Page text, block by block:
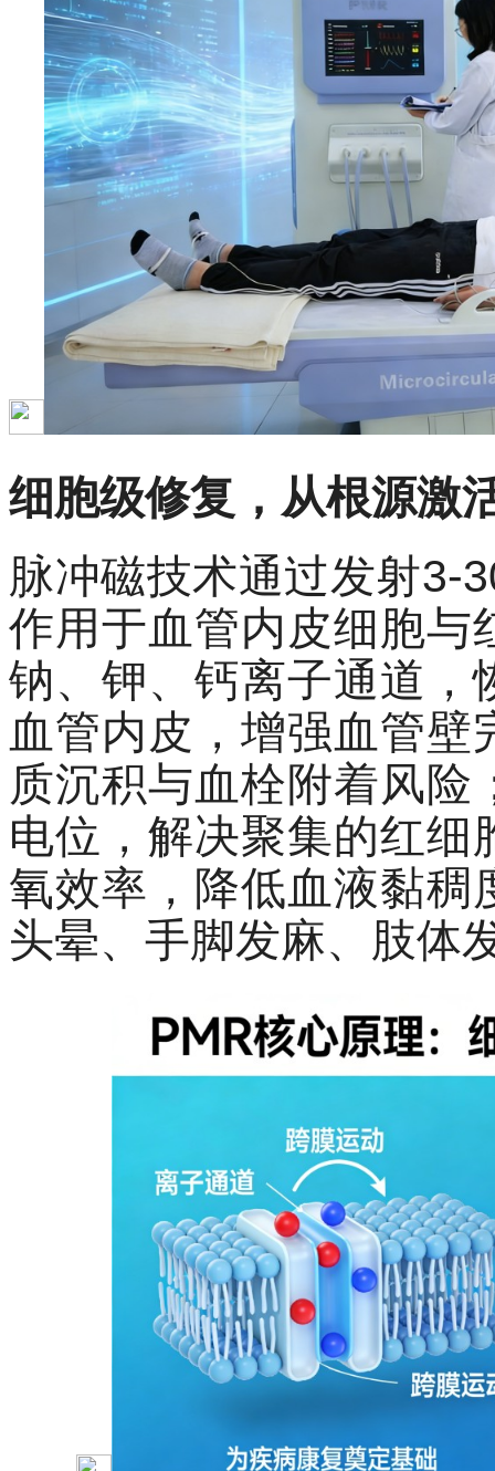
细胞级修复，从根源激
脉冲磁技术通过发射3-
作用于血管内皮细胞与
钠、钾、钙离子通道，
血管内皮，增强血管
质沉积与血栓附着风险
电位，解决聚集的红细
氧效率，降低血液黏稠
头晕、手脚发麻、肢体